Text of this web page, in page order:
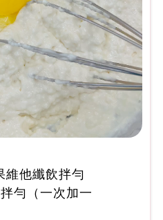
維他纖飲拌勻
勻（一次加一